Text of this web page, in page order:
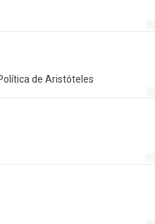
de Aristóteles